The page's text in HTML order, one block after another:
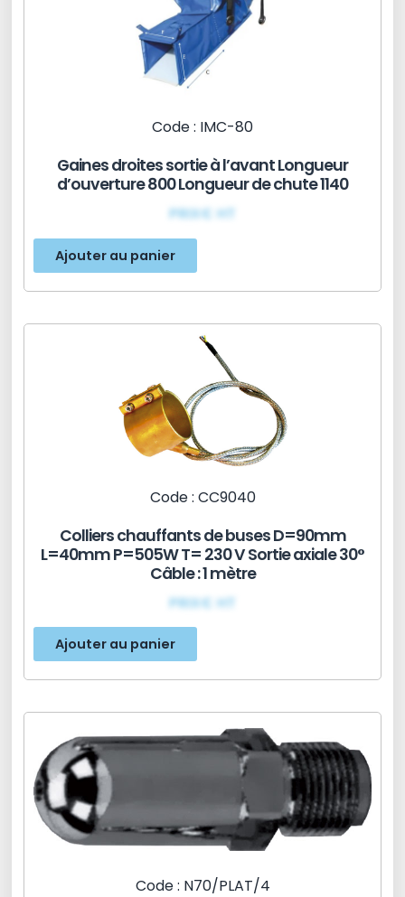
Code : IMC-80
Gaines droites sortie à l’avant Longueur
d’ouverture 800 Longueur de chute 1140
PRIX€ HT
Ajouter au panier
Code : CC9040
Colliers chauffants de buses D=90mm
L=40mm P=505W T= 230 V Sortie axiale 30°
Câble : 1 mètre
PRIX€ HT
Ajouter au panier
Code : N70/PLAT/4